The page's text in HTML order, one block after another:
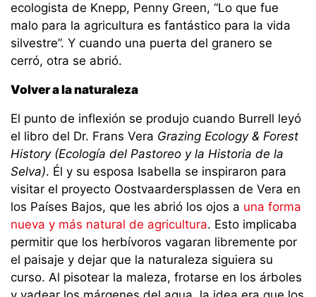
ecologista de Knepp, Penny Green, “Lo que fue
malo para la agricultura es fantástico para la vida
silvestre”. Y cuando una puerta del granero se
cerró, otra se abrió.
Volver a la naturaleza
El punto de inflexión se produjo cuando Burrell leyó
el libro del Dr. Frans Vera Grazing Ecology & Forest
History (Ecología del Pastoreo y la Historia de la
Selva). Él y su esposa Isabella se inspiraron para
visitar el proyecto Oostvaardersplassen de Vera en
los Países Bajos, que les abrió los ojos a una forma
nueva y más natural de agricultura. Esto implicaba
permitir que los herbívoros vagaran libremente por
el paisaje y dejar que la naturaleza siguiera su
curso. Al pisotear la maleza, frotarse en los árboles